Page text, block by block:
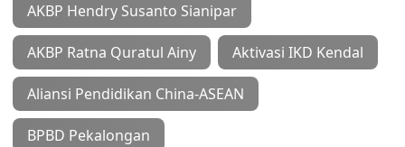
AKBP Hendry Susanto Sianipar
AKBP Ratna Quratul Ainy Aktivasi IKD Kendal
Aliansi Pendidikan China-ASEAN
BPBD Pekalongan